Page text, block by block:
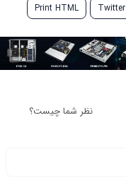
Twitter
Print HTML
نظر شما چیست؟